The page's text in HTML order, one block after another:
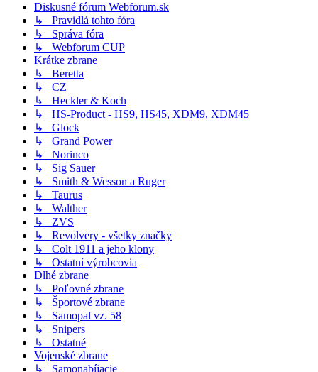
Diskusné fórum Webforum.sk
↳ Pravidlá tohto fóra
↳ Správa fóra
↳ Webforum CUP
Krátke zbrane
↳ Beretta
↳ CZ
↳ Heckler & Koch
↳ HS-Product - HS9, HS45, XDM9, XDM45
↳ Glock
↳ Grand Power
↳ Norinco
↳ Sig Sauer
↳ Smith & Wesson a Ruger
↳ Taurus
↳ Walther
↳ ZVS
↳ Revolvery - všetky značky
↳ Colt 1911 a jeho klony
↳ Ostatní výrobcovia
Dlhé zbrane
↳ Poľovné zbrane
↳ Športové zbrane
↳ Samopal vz. 58
↳ Snipers
↳ Ostatné
Vojenské zbrane
↳ Samonabíjacie